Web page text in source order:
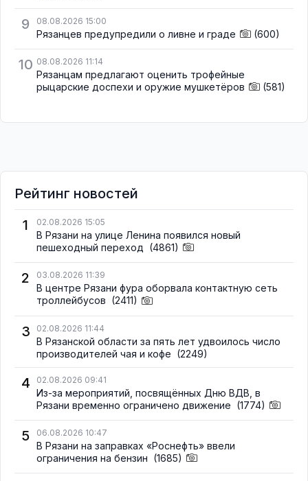
9 08.08.2026 15:00
Рязанцев предупредили о ливне и граде (600)
10 08.08.2026 11:14
Рязанцам предлагают оценить трофейные
рыцарские доспехи и оружие мушкетёров
(581)
Рейтинг новостей
1
02.08.2026 15:05
В Рязани на улице Ленина появился новый
пешеходный переход (4861)
2 03.08.2026 11:39
В центре Рязани фура оборвала контактную сеть
троллейбусов (2411)
3 02.08.2026 11:44
В Рязанской области за пять лет удвоилось число
производителей чая и кофе (2249)
4 02.08.2026 09:41
Из-за мероприятий, посвящённых Дню ВДВ, в
Рязани временно ограничено движение (1774)
5 06.08.2026 10:47
В Рязани на заправках «Роснефть» ввели
ограничения на бензин (1685)